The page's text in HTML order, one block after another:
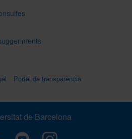
Portal de transparència
de Barcelona